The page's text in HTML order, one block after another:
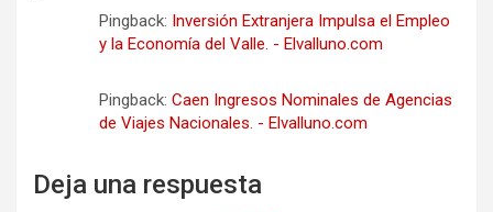
Pingback: Inversión Extranjera Impulsa el Empleo
y la Economía del Valle. - Elvalluno.com
Pingback: Caen Ingresos Nominales de Agencias
de Viajes Nacionales. - Elvalluno.com
Deja una respuesta